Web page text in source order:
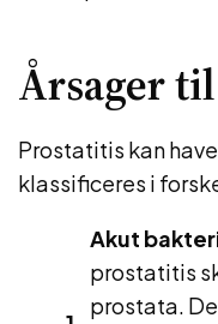
Årsager
Prostatitis kan
klassificeres i
Akut
prostatitis
prostata.